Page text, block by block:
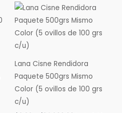
Lana Cisne Rendidora
Paquete 500grs Mismo
Color (5 ovillos de 100 grs
c/u)
Rango
de
precios:
desde
$0.00